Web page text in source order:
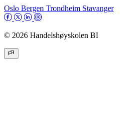
Oslo Bergen Trondheim Stavanger
© 2026 Handelshøyskolen BI